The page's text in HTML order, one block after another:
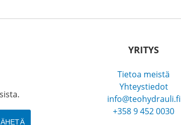
YRITYS
Tietoa meistä
Yhteystiedot
info@teohydrauli.fi
+358 9 452 0030